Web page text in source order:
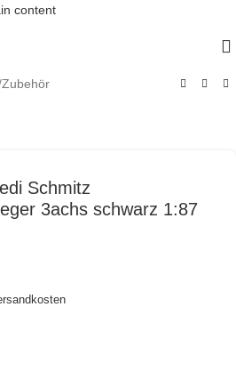
content
Schmitz
3achs schwarz 1:87